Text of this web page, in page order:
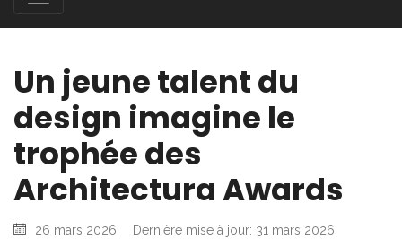
Un jeune talent du
design imagine le
trophée des
Architectura Awards
26 mars 2026 Dernière mise à jour: 31 mars 2026